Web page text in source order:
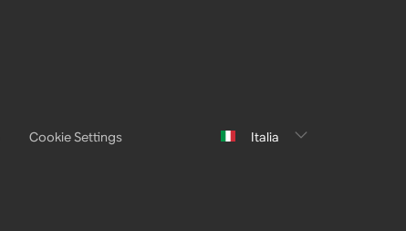
Cookie Settings Italia